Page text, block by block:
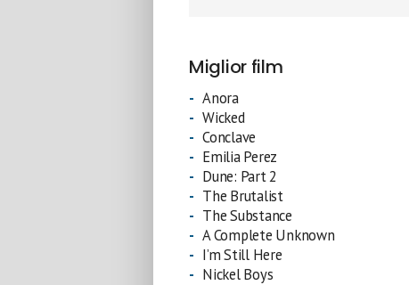
Miglior film
Anora
Wicked
Conclave
Emilia Perez
Dune: Part 2
The Brutalist
The Substance
A Complete Unknown
I’m Still Here
Nickel Boys